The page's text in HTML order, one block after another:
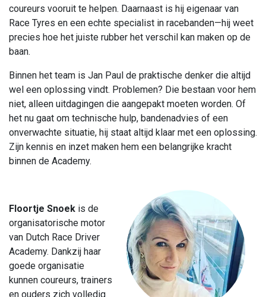
coureurs vooruit te helpen. Daarnaast is hij eigenaar van
Race Tyres en een echte specialist in racebanden—hij weet
precies hoe het juiste rubber het verschil kan maken op de
baan.
Binnen het team is Jan Paul de praktische denker die altijd
wel een oplossing vindt. Problemen? Die bestaan voor hem
niet, alleen uitdagingen die aangepakt moeten worden. Of
het nu gaat om technische hulp, bandenadvies of een
onverwachte situatie, hij staat altijd klaar met een oplossing.
Zijn kennis en inzet maken hem een belangrijke kracht
binnen de Academy.
Floortje Snoek is de
organisatorische motor
van Dutch Race Driver
Academy. Dankzij haar
goede organisatie
kunnen coureurs, trainers
en ouders zich volledig